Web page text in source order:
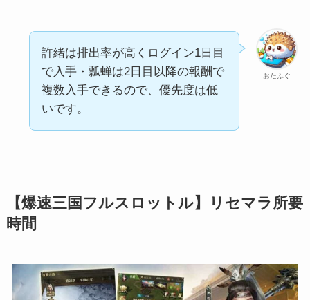
おたふぐ
許緒は排出率が高くログイン1日目
で入手・瓢蝉は2日目以降の報酬で
複数入手できるので、優先度は低
いです。
【爆速三国フルスロットル】リセマラ所要
時間